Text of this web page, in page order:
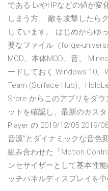
である LvやHPなどの値が変
しまう方、 敵を攻撃したら
しています。 はじめからゆ
要なファイル（forge-
MOD、本体MOD、音、
ードしておく Windows 10
Team (Surface Hub)、
Store からこのアプリをダ
ットを確認し、最新のカス
Player の 2019/12/05 2019/
音源"とダイナミックな音色
組み合わせた「Motion
ンセサイザーとして基本性
ッチパネルディスプレイを